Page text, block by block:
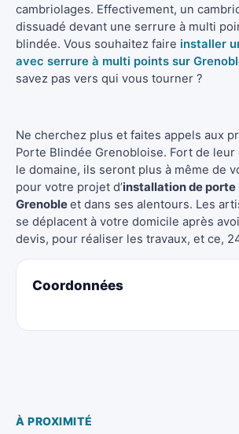
cambriolages. Effectivement, un
dissuadé devant une serrure à multi
blindée. Vous souhaitez faire installer
avec serrure à multi points sur
savez pas vers qui vous tourner ?
Ne cherchez plus et faites appels aux
Porte Blindée Grenobloise. Fort de leur
le domaine, ils seront plus à même de
pour votre projet d’installation de porte
Grenobleet dans ses alentours. Les
se déplacent à votre domicile après
devis, pour réaliser les travaux, et ce,
Coordonnées
À PROXIMITÉ